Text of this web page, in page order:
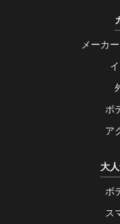
メーカ
ボ
ア
大
ボ
ス